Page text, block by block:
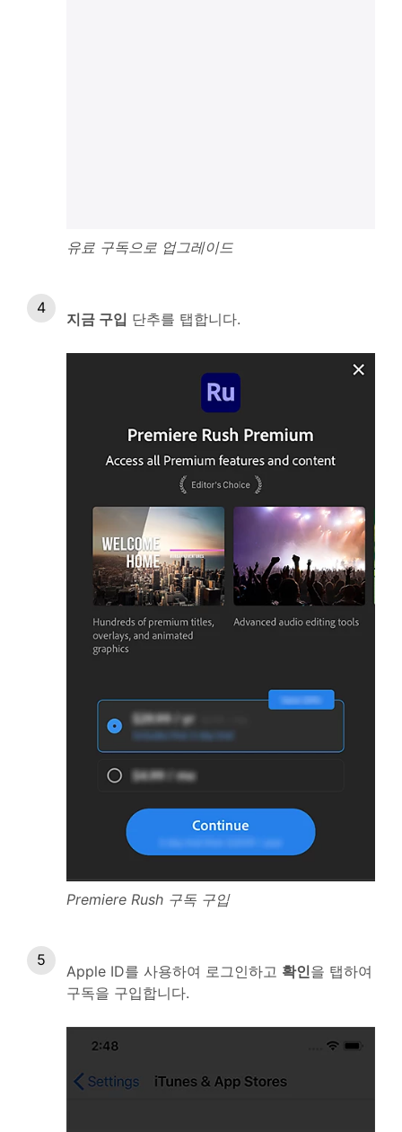
유료 구독으로 업그레이드
지금 구입 단추를 탭합니다.
Premiere Rush 구독 구입
Apple ID를 사용하여 로그인하고 확인을 탭하여
구독을 구입합니다.